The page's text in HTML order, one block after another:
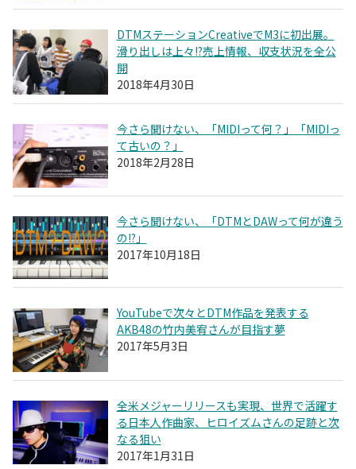
DTMステーションCreativeでM3に初出展。
滑り出しは上々!?売上情報、収支状況を全公
開
2018年4月30日
今さら聞けない、「MIDIって何？」「MIDIっ
て古いの？」
2018年2月28日
今さら聞けない、「DTMとDAWって何が違う
の!?」
2017年10月18日
YouTubeで次々とDTM作品を発表する
AKB48の竹内美宥さんが目指す夢
2017年5月3日
全米メジャーリリースも実現、世界で活躍す
る日本人作曲家、ヒロイズムさんの足跡と次
なる狙い
2017年1月31日